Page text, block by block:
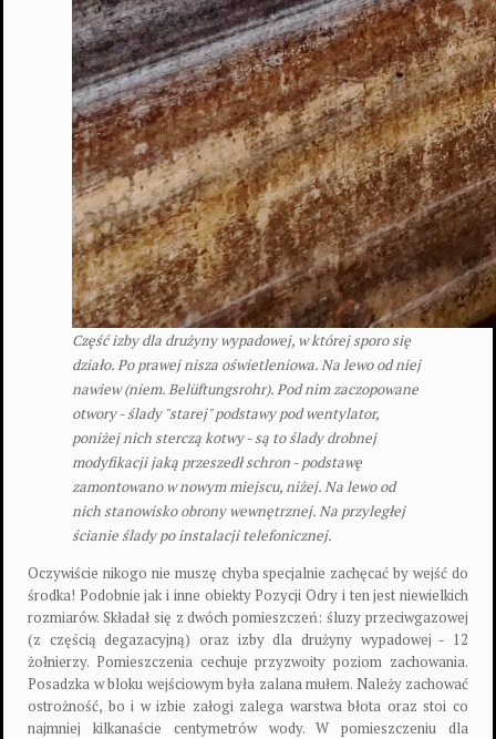
Część izby dla drużyny wypadowej, w której sporo się
działo. Po prawej nisza oświetleniowa. Na lewo od niej
nawiew (niem. Belüftungsrohr). Pod nim zaczopowane
otwory - ślady "starej" podstawy pod wentylator,
poniżej nich sterczą kotwy - są to ślady drobnej
modyfikacji jaką przeszedł schron - podstawę
zamontowano w nowym miejscu, niżej. Na lewo od
nich stanowisko obrony wewnętrznej. Na przyległej
ścianie ślady po instalacji telefonicznej.
Oczywiście nikogo nie muszę chyba specjalnie zachęcać by wejść do
środka! Podobnie jak i inne obiekty Pozycji Odry i ten jest niewielkich
rozmiarów. Składał się z dwóch pomieszczeń: śluzy przeciwgazowej
(z częścią degazacyjną) oraz izby dla drużyny wypadowej - 12
żołnierzy. Pomieszczenia cechuje przyzwoity poziom zachowania.
Posadzka w bloku wejściowym była zalana mułem. Należy zachować
ostrożność, bo i w izbie załogi zalega warstwa błota oraz stoi co
najmniej kilkanaście centymetrów wody. W pomieszczeniu dla